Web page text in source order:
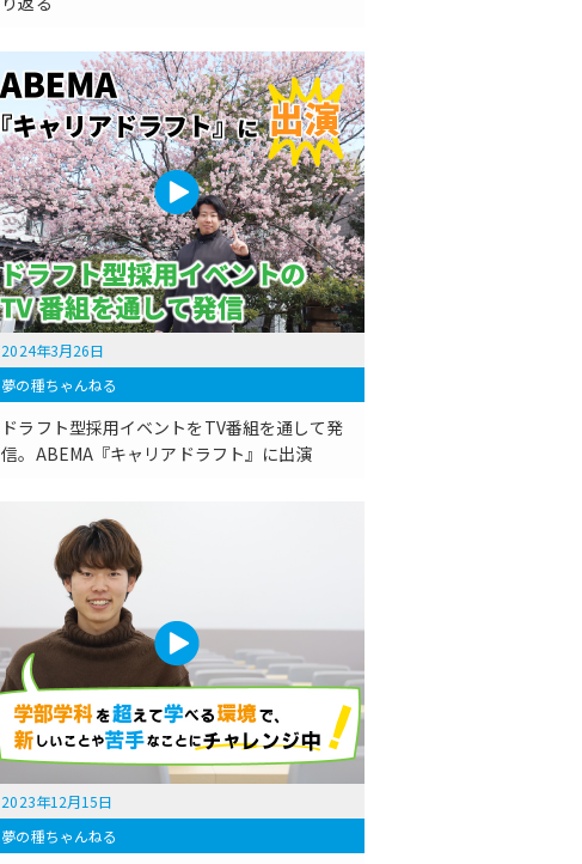
2024年3月26日
夢の種ちゃんねる
ドラフト型採用イベントをTV番組を通して発
信。ABEMA『キャリアドラフト』に出演
2023年12月15日
夢の種ちゃんねる